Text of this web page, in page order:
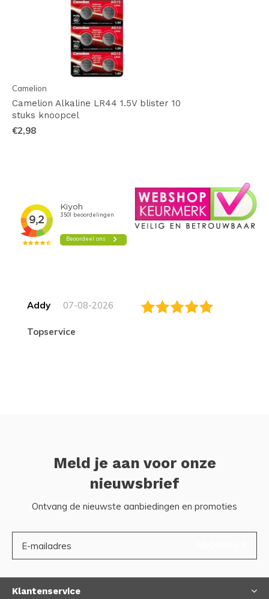
Camelion
Camelion Alkaline LR44 1.5V blister 10
stuks knoopcel
€2,98
Addy 07-08-2026
topservice
Meld je aan voor onze
nieuwsbrief
Ontvang de nieuwste aanbiedingen en promoties
Klantenservice